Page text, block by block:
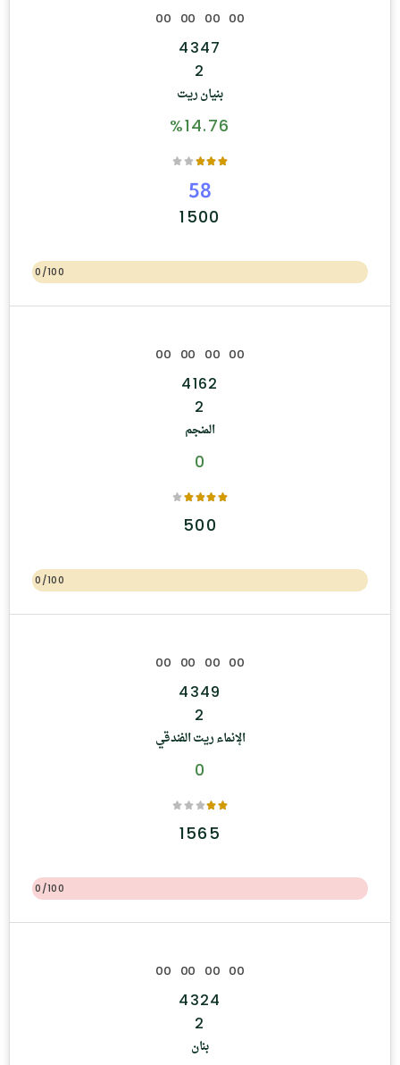
بنيان ريت
%14.76
58
1500
0/100
00 00 00 00
4347
2
المنجم
0
500
0/100
00 00 00 00
4162
2
الإنماء ريت الفندقي
0
1565
0/100
00 00 00 00
4349
2
بنان
00 00 00 00
4324
2